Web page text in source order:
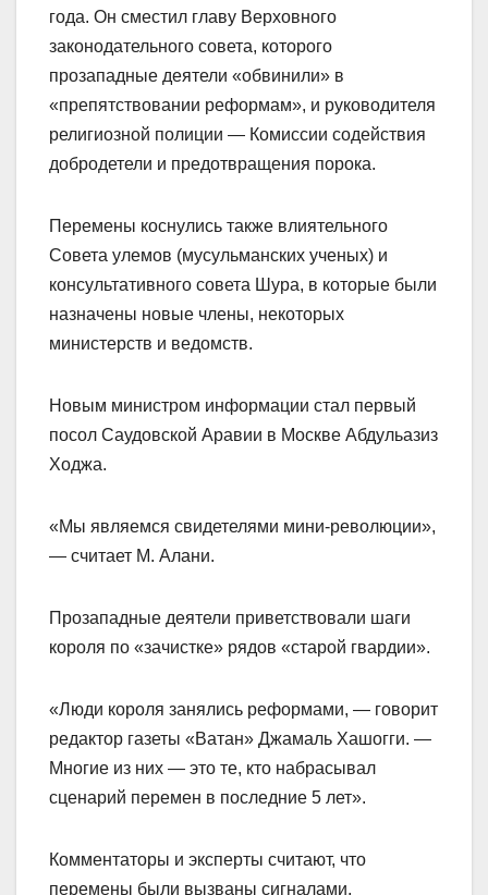
года. Он сместил главу Верховного
законодательного совета, которого
прозападные деятели «обвинили» в
«препятствовании реформам», и руководителя
религиозной полиции — Комиссии содействия
добродетели и предотвращения порока.
Перемены коснулись также влиятельного
Совета улемов (мусульманских ученых) и
консультативного совета Шура, в которые были
назначены новые члены, некоторых
министерств и ведомств.
Новым министром информации стал первый
посол Саудовской Аравии в Москве Абдульазиз
Ходжа.
«Мы являемся свидетелями мини-революции»,
— считает М. Алани.
Прозападные деятели приветствовали шаги
короля по «зачистке» рядов «старой гвардии».
«Люди короля занялись реформами, — говорит
редактор газеты «Ватан» Джамаль Хашогги. —
Многие из них — это те, кто набрасывал
сценарий перемен в последние 5 лет».
Комментаторы и эксперты считают, что
перемены были вызваны сигналами,